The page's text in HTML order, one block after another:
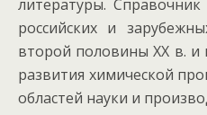
литературы.
российских и
второй половины XX в. и
развития химической
областей науки и